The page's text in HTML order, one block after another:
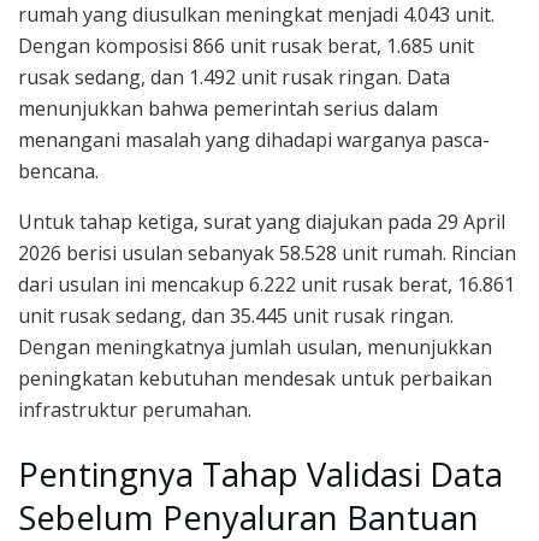
rumah yang diusulkan meningkat menjadi 4.043 unit.
Dengan komposisi 866 unit rusak berat, 1.685 unit
rusak sedang, dan 1.492 unit rusak ringan. Data
menunjukkan bahwa pemerintah serius dalam
menangani masalah yang dihadapi warganya pasca-
bencana.
Untuk tahap ketiga, surat yang diajukan pada 29 April
2026 berisi usulan sebanyak 58.528 unit rumah. Rincian
dari usulan ini mencakup 6.222 unit rusak berat, 16.861
unit rusak sedang, dan 35.445 unit rusak ringan.
Dengan meningkatnya jumlah usulan, menunjukkan
peningkatan kebutuhan mendesak untuk perbaikan
infrastruktur perumahan.
Pentingnya Tahap Validasi Data
Sebelum Penyaluran Bantuan